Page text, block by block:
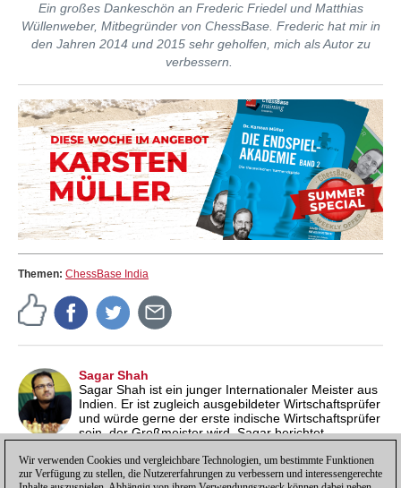
Ein großes Dankeschön an Frederic Friedel und Matthias
Wüllenweber, Mitbegründer von ChessBase. Frederic hat mir in
den Jahren 2014 und 2015 sehr geholfen, mich als Autor zu
verbessern.
Themen: ChessBase India
Sagar Shah
Sagar Shah ist ein junger Internationaler Meister aus
Indien. Er ist zugleich ausgebildeter Wirtschaftsprüfer
und würde gerne der erste indische Wirtschaftsprüfer
sein, der Großmeister wird. Sagar berichtet
das Spiel, das er so liebt, besser. Aus Leidenschaft für das
Schach betreibt er auch einen eigenenSchachblog.
Wir verwenden Cookies und vergleichbare Technologien, um bestimmte Funktionen
zur Verfügung zu stellen, die Nutzererfahrungen zu verbessern und interessengerechte